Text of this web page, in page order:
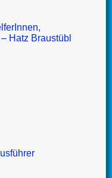
Hatz Braustübl